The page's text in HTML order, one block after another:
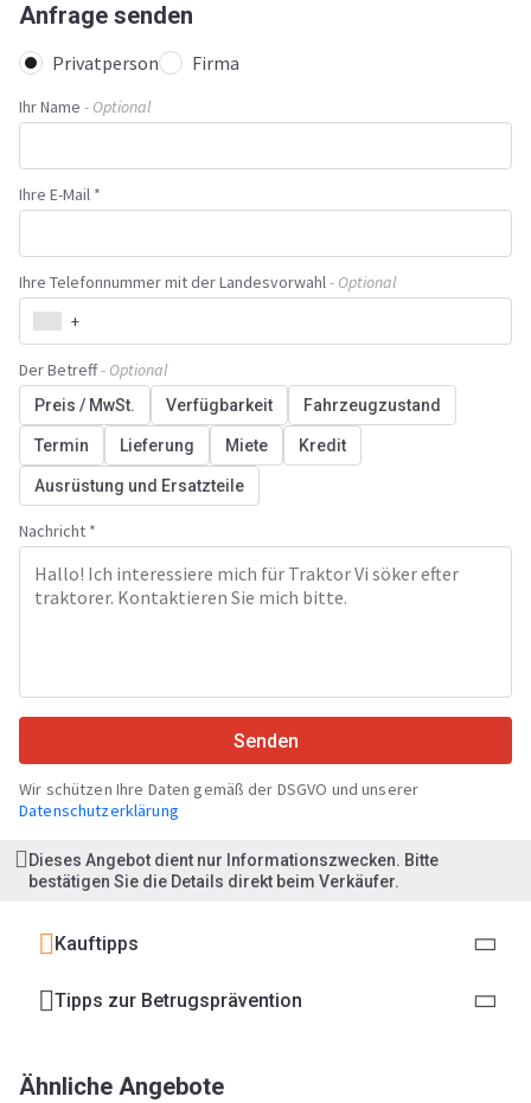
Anfrage senden
Privatperson Firma
Ihr Name - Optional
Ihre E-Mail *
Ihre Telefonnummer mit der Landesvorwahl- Optional
+
Der Betreff- Optional
Preis / MwSt. Verfügbarkeit Fahrzeugzustand
Termin Lieferung Miete Kredit
Ausrüstung und Ersatzteile
Nachricht *
Senden
Wir schützen Ihre Daten gemäß der DSGVO und unserer
Datenschutzerklärung
Dieses Angebot dient nur Informationszwecken. Bitte
bestätigen Sie die Details direkt beim Verkäufer.
Kauftipps
Tipps zur Betrugsprävention
Ähnliche Angebote